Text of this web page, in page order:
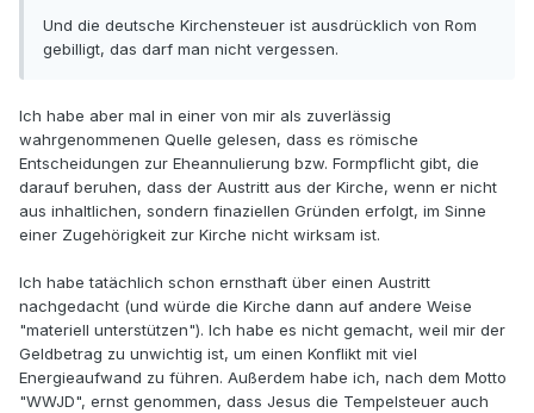
Und die deutsche Kirchensteuer ist ausdrücklich von Rom
gebilligt, das darf man nicht vergessen.
Ich habe aber mal in einer von mir als zuverlässig
wahrgenommenen Quelle gelesen, dass es römische
Entscheidungen zur Eheannulierung bzw. Formpflicht gibt, die
darauf beruhen, dass der Austritt aus der Kirche, wenn er nicht
aus inhaltlichen, sondern finaziellen Gründen erfolgt, im Sinne
einer Zugehörigkeit zur Kirche nicht wirksam ist.
Ich habe tatächlich schon ernsthaft über einen Austritt
nachgedacht (und würde die Kirche dann auf andere Weise
"materiell unterstützen"). Ich habe es nicht gemacht, weil mir der
Geldbetrag zu unwichtig ist, um einen Konflikt mit viel
Energieaufwand zu führen. Außerdem habe ich, nach dem Motto
"WWJD", ernst genommen, dass Jesus die Tempelsteuer auch